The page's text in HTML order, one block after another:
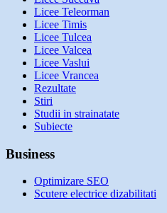
Licee Teleorman
Licee Timis
Licee Tulcea
Licee Valcea
Licee Vaslui
Licee Vrancea
Rezultate
Stiri
Studii in strainatate
Subiecte
Business
Optimizare SEO
Scutere electrice dizabilitati